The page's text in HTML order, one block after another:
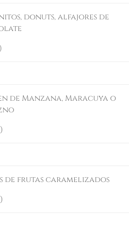
donuts, alfajores de
de Manzana, Maracuya o
de frutas caramelizados